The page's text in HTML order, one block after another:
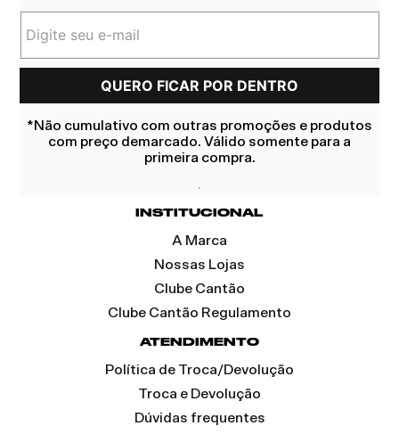
*Não cumulativo com outras promoções e produtos
com preço demarcado. Válido somente para a
primeira compra.
INSTITUCIONAL
A Marca
Nossas Lojas
Clube Cantão
Clube Cantão Regulamento
ATENDIMENTO
Política de Troca/Devolução
Troca e Devolução
Dúvidas frequentes